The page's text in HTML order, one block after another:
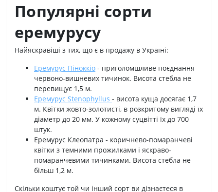
Популярні сорти
еремурусу
Найяскравіші з тих, що є в продажу в Україні:
Еремурус Піноккіо - приголомшливе поєднання
червоно-вишневих тичинок. Висота стебла не
перевищує 1,5 м.
Еремурус Stenophyllus - висота куща досягає 1,7
м. Квітки жовто-золотисті, в розкритому вигляді їх
діаметр до 20 мм. У кожному суцвітті їх до 700
штук.
Еремурус Клеопатра - коричнево-помаранчеві
квітки з темними прожилками і яскраво-
помаранчевими тичинками. Висота стебла не
більш 1,2 м.
Скільки коштує той чи інший сорт ви дізнаєтеся в